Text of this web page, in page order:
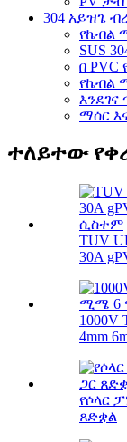
304 አይዝጌ
የኬብል
SUS
በ
የኬብል
ማሰር
ተለይተው
TUV
30A
1000V
4mm
የሶላር
ጸድቋል